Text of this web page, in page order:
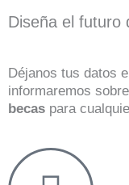
Diseña el futuro
Déjanos tus datos
informaremos
becas para